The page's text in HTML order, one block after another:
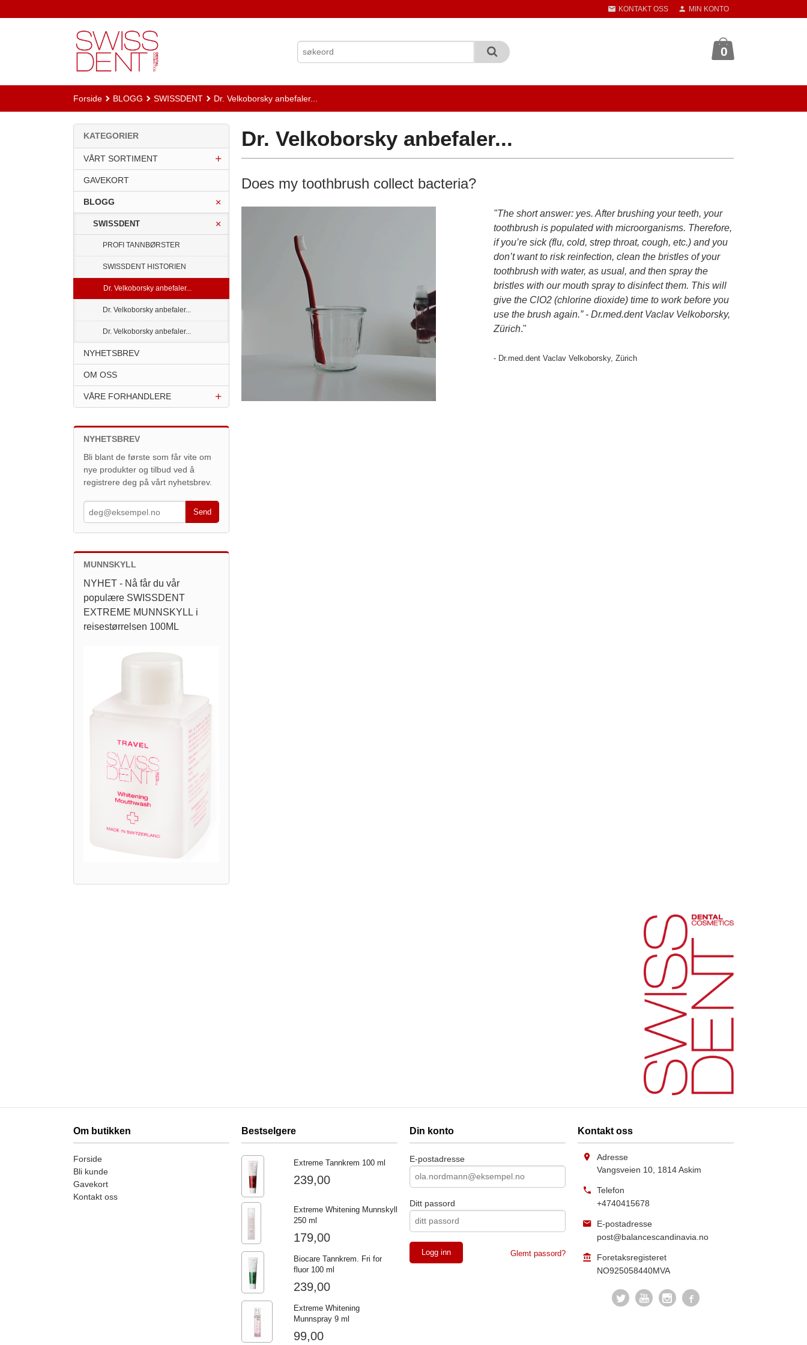
til
KONTAKT OSS MIN KONTO
0
Forside BLOGG SWISSDENT Dr. Velkoborsky anbefaler...
Dr. Velkoborsky anbefaler...
Does my toothbrush collect bacteria?
"The short answer: yes. After brushing your teeth, your
toothbrush is populated with microorganisms. Therefore,
if you’re sick (flu, cold, strep throat, cough, etc.) and you
don’t want to risk reinfection, clean the bristles of your
toothbrush with water, as usual, and then spray the
bristles with our mouth spray to disinfect them. This will
give the ClO2 (chlorine dioxide) time to work before you
use the brush again.” - Dr.med.dent Vaclav Velkoborsky,
Zürich."
- Dr.med.dent Vaclav Velkoborsky, Zürich
KATEGORIER
VÅRT SORTIMENT
GAVEKORT
BLOGG
SWISSDENT
PROFI TANNBØRSTER
SWISSDENT HISTORIEN
Dr. Velkoborsky anbefaler...
Dr. Velkoborsky anbefaler...
Dr. Velkoborsky anbefaler...
NYHETSBREV
OM OSS
VÅRE FORHANDLERE
NYHETSBREV
Bli blant de første som får vite om
nye produkter og tilbud ved å
registrere deg på vårt nyhetsbrev.
MUNNSKYLL
NYHET - Nå får du vår
populære SWISSDENT
EXTREME MUNNSKYLL i
reisestørrelsen 100ML
Om butikken
Forside
Bli kunde
Gavekort
Kontakt oss
Bestselgere
Extreme Tannkrem 100 ml
239,00
Extreme Whitening Munnskyll
250 ml
179,00
Biocare Tannkrem. Fri for
fluor 100 ml
239,00
Extreme Whitening
Munnspray 9 ml
99,00
Din konto
E-postadresse
Ditt passord
Glemt passord?
Kontakt oss
Adresse
Vangsveien 10, 1814Askim
Telefon
+4740415678
E-postadresse
post@balancescandinavia.no
Foretaksregisteret
NO925058440MVA